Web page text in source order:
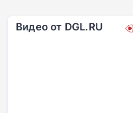
Видео от DGL.RU